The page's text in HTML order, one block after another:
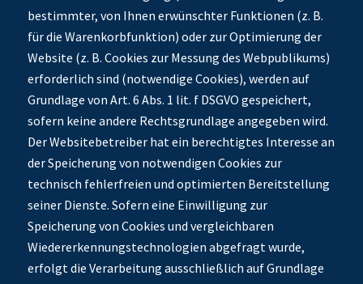
bestimmter, von Ihnen erwünschter Funktionen (z. B.
für die Warenkorbfunktion) oder zur Optimierung der
Website (z. B. Cookies zur Messung des Webpublikums)
erforderlich sind (notwendige Cookies), werden auf
Grundlage von Art. 6 Abs. 1 lit. f DSGVO gespeichert,
sofern keine andere Rechtsgrundlage angegeben wird.
Der Websitebetreiber hat ein berechtigtes Interesse an
der Speicherung von notwendigen Cookies zur
technisch fehlerfreien und optimierten Bereitstellung
seiner Dienste. Sofern eine Einwilligung zur
Speicherung von Cookies und vergleichbaren
Wiedererkennungstechnologien abgefragt wurde,
erfolgt die Verarbeitung ausschließlich auf Grundlage